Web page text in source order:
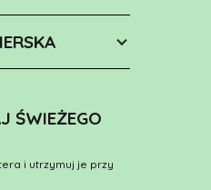
ŚWIEŻEGO
i utrzymuj je przy